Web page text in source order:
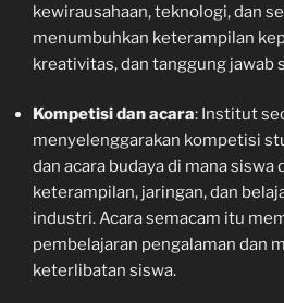
kewirausahaan, teknologi, dan
menumbuhkan keterampilan
kreativitas, dan tanggung jawab
Kompetisi dan acara: Institut
menyelenggarakan kompetisi
dan acara budaya di mana siswa
keterampilan, jaringan, dan
industri. Acara semacam itu
pembelajaran pengalaman dan
keterlibatan siswa.